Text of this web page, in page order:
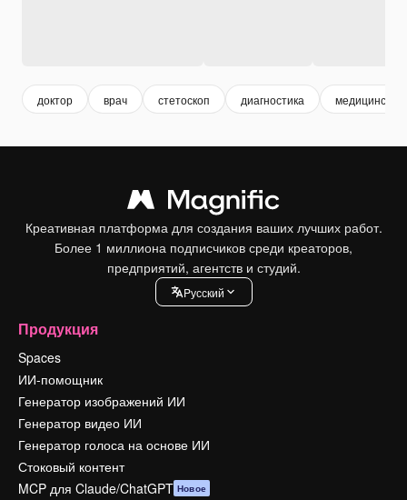
доктор врач стетоскоп диагностика медицинский
Креативная платформа для создания ваших лучших работ.
Более 1 миллиона подписчиков среди креаторов,
предприятий, агентств и студий.
Pусский
Продукция
Spaces
ИИ-помощник
Генератор изображений ИИ
Генератор видео ИИ
Генератор голоса на основе ИИ
Стоковый контент
MCP для Claude/ChatGPT Новое